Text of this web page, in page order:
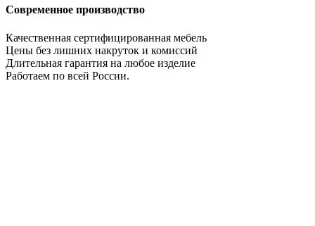
Современное производство
Качественная сертифицированная мебель
Цены без лишних накруток и комиссий
Длительная гарантия на любое изделие
Работаем по всей России.